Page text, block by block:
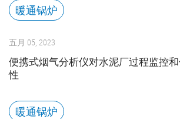
暖通锅炉
五月 05, 2023
便携式烟气分析仪对水泥厂过程监控
性
暖通锅炉